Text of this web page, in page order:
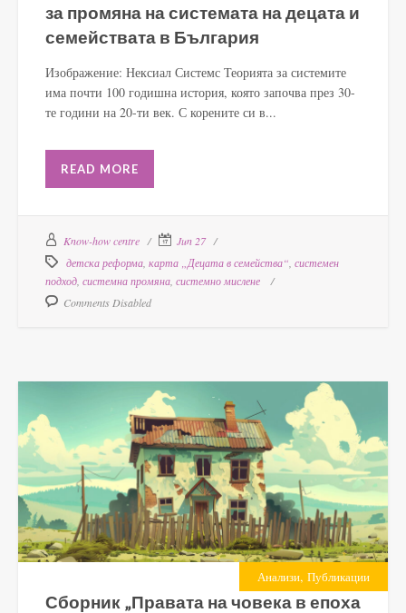
за промяна на системата на децата и
семействата в България
Изображение: Нексиал Системс Теорията за системите
има почти 100 годишна история, която започва през 30-
те години на 20-ти век. С корените си в...
READ MORE
Know-how centre
Jun 27
детска реформа карта „Децата в семейства“ системен
подход системна промяна системно мислене
Comments Disabled
Анализи, Публикации
Сборник „Правата на човека в епоха